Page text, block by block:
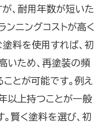
、耐用年数が短いた
ンニングコストが高く
塗料を使用すれば、初
いため、再塗装の頻
とが可能です。例え
以上持つことが一般
賢く塗料を選び、初